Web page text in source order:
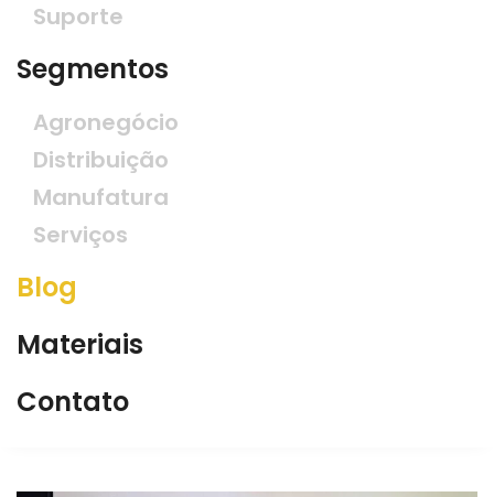
Suporte
Segmentos
Agronegócio
Distribuição
Manufatura
Serviços
Blog
Materiais
Contato